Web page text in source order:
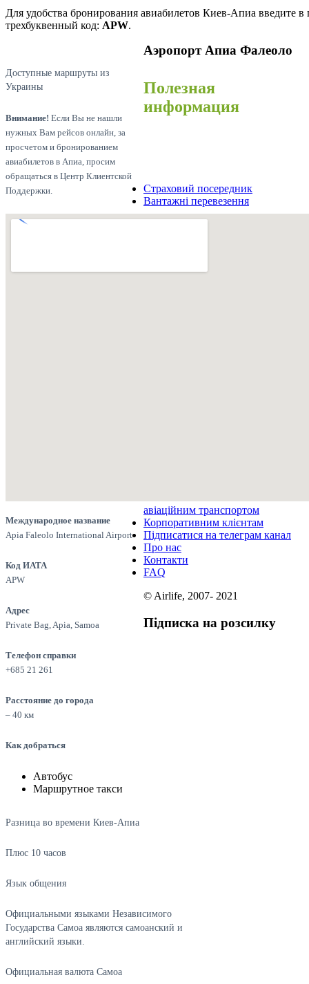
Для удобства бронирования авиабилетов Киев-Апиа введите
трехбуквенный код: APW.
Доступные маршруты из
Украины
Внимание! Если Вы не нашли
нужных Вам рейсов онлайн, за
просчетом и бронированием
авиабилетов в Апиа, просим
обращаться в Центр Клиентской
Поддержки.
Аэропорт Апиа Фалеоло
Международное название
Apia Faleolo International Airport
Код ИАТА
APW
Адрес
Private Bag, Apia, Samoa
Телефон справки
+685 21 261
Расстояние до города
– 40 км
Как добраться
Автобус
Маршрутное такси
Полезная
информация
Разница во времени Киев-Апиа
Плюс 10 часов
Язык общения
Официальными языками Независимого
Государства Самоа являются самоанский и
английский языки.
Официальная валюта Самоа
Страховий посередник
Вантажні перевезення
авіаційним транспортом
Корпоративним клієнтам
Підписатися на телеграм канал
Про нас
Контакти
FAQ
© Airlife, 2007- 2021
Підписка на розсилку